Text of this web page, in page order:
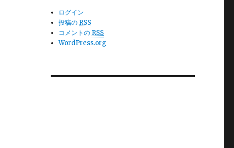
ログイン
投稿の RSS
コメントの RSS
WordPress.org